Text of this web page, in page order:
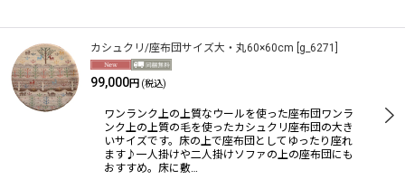
カシュクリ/座布団サイズ大・丸60×60cm g_6271
99,000円 (税込)
ワンランク上の上質なウールを使った座布団ワンラ
ンク上の上質の毛を使ったカシュクリ座布団の大き
いサイズです。床の上で座布団としてゆったり座れ
ます♪一人掛けや二人掛けソファの上の座布団にも
おすすめ。床に敷…